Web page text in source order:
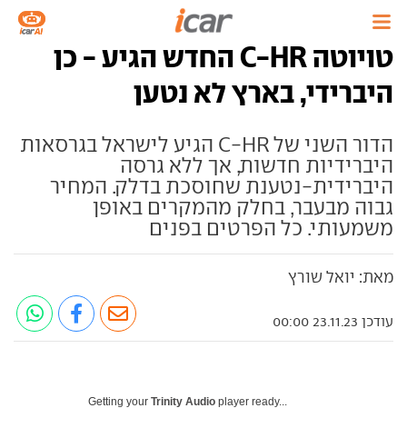
טויוטה C-HR החדש הגיע - כן
היברידי, בארץ לא נטען
הדור השני של C-HR הגיע לישראל בגרסאות
היברידיות חדשות, אך ללא גרסה
היברידית-נטענת שחוסכת בדלק. המחיר
גבוה מבעבר, בחלק מהמקרים באופן
משמעותי. כל הפרטים בפנים
מאת: יואל שורץ
עודכן 23.11.23 00:00
Getting your Trinity Audio player ready...